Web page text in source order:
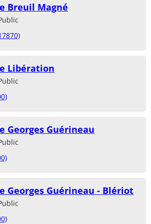
Breuil Magné
Libération
Georges Guérineau
Georges Guérineau - Blériot